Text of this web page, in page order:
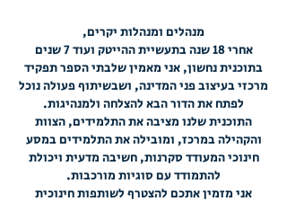
מנהלים ומנהלות יקרים,
אחרי 18 שנה בתעשיית ההייטק ועוד 7 שנים
בתוכנית נחשון, אני מאמין שלבתי הספר תפקיד
מרכזי בעיצוב פני המדינה, ושבשיתוף פעולה נוכל
לפתח את הדור הבא להצלחה ולמנהיגות.
התוכנית שלנו מציבה את התלמידים, הצוות
והקהילה במרכז, ומובילה את התלמידים במסע
חינוכי המעודד סקרנות, חשיבה מדעית ויכולת
להתמודד עם סוגיות מורכבות.​​
אני מזמין אתכם להצטרף לשותפות חינוכית